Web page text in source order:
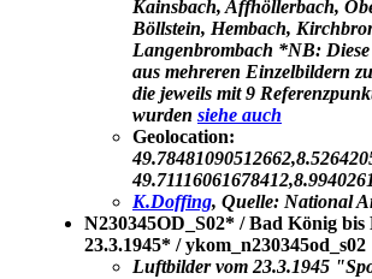
Kainsbach, Affhöllerbach,
Böllstein, Hembach,
Langenbrombach *NB:
aus mehreren Einzelbildern
die jeweils mit 9
wurden siehe auch
Geolocation:
K.Doffing, Quelle: National
N230345OD_S02* / Bad König bis
23.3.1945* / ykom_n230345od_s02
Luftbilder vom 23.3.1945